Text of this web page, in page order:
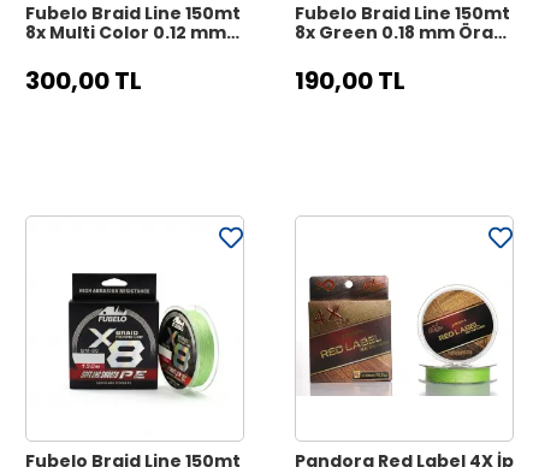
Fubelo Braid Line 150mt
8x Multi Color 0.12 mm
300,00 TL
Fubelo Braid Line 150mt
8x Green 0.18 mm Örgü
190,00 TL
Fubelo Braid Line 150mt
Pandora Red Label 4X İp